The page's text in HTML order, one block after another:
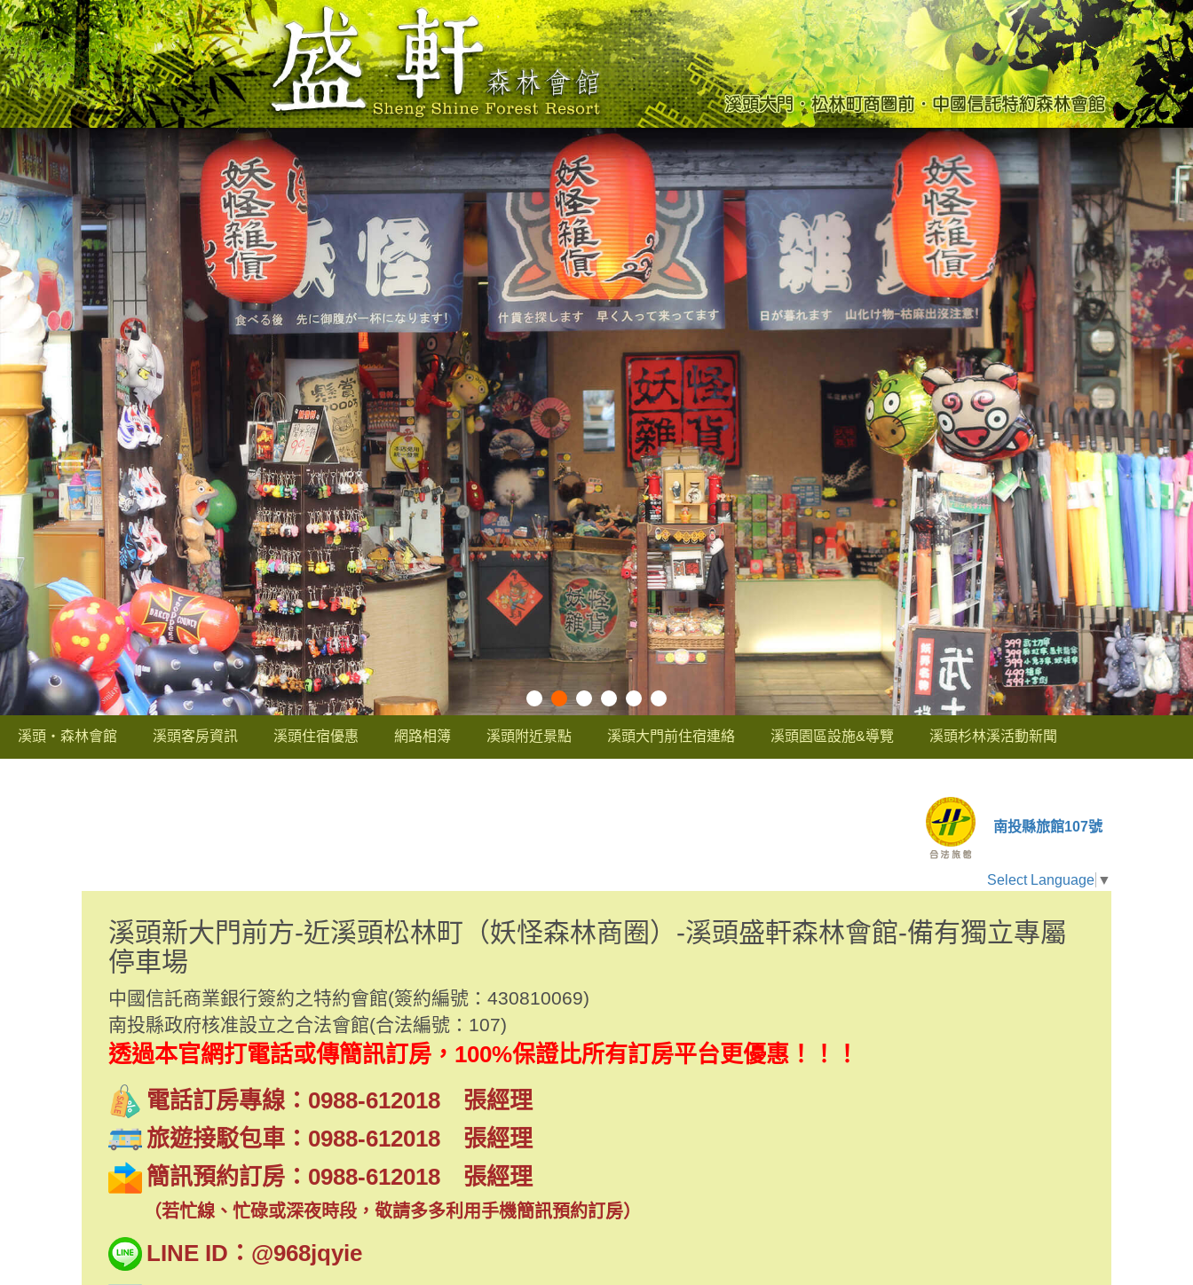
溪頭‧森林會館 溪頭客房資訊 溪頭住宿優惠 網路相簿 溪頭附近景點 溪頭大門前住宿連絡 溪頭園區設施&導覽 溪頭杉林溪活動新聞
南投縣旅館107號
Select Language ▼
溪頭新大門前方-近溪頭松林町（妖怪森林商圈）-溪頭盛軒森林會館-備有獨立專屬
停車場
中國信託商業銀行簽約之特約會館(簽約編號：430810069)
南投縣政府核准設立之合法會館(合法編號：107)
透過本官網打電話或傳簡訊訂房，100%保證比所有訂房平台更優惠！！！
電話訂房專線：0988-612018 張經理
旅遊接駁包車：0988-612018 張經理
簡訊預約訂房：0988-612018 張經理
（若忙線、忙碌或深夜時段，敬請多多利用手機簡訊預約訂房）
LINE ID： @968jqyie